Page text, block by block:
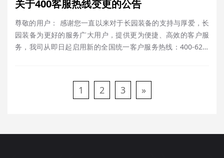
关于400客服热线变更的公告
尊敬的用户： 感谢您一直以来对于长园装备的支持与厚爱，长
园装备为更好的服务广大用户，提供更为便捷、高效的客户服
务，我司从即日起启用新的全国统一客户服务热线：400-621-
户服务热线进行咨询，由此给您带来不便，敬请谅解！ 感……
1 2 3 »